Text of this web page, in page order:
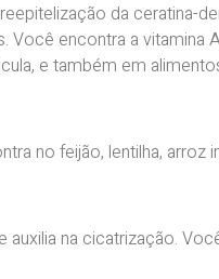
da ceratina-
encontra a vitamina
e também em
no feijão, lentilha, arroz
na cicatrização.